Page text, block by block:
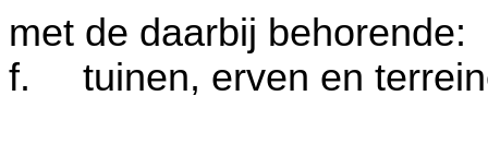
met de daarbij behorende:
f.
tuinen, erven en